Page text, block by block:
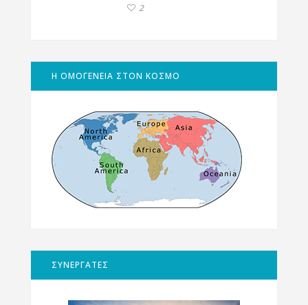
2
Η ΟΜΟΓΕΝΕΙΑ ΣΤΟΝ ΚΟΣΜΟ
ΣΥΝΕΡΓΑΤΕΣ